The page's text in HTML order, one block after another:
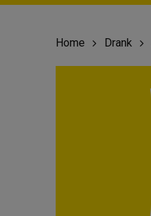
Home Drank